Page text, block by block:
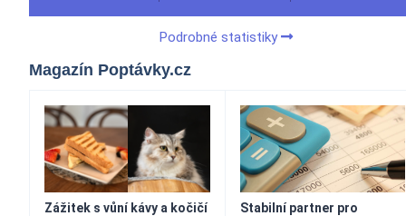
Podrobné statistiky
Magazín Poptávky.cz
Zážitek s vůní kávy a kočičí
Stabilní partner pro